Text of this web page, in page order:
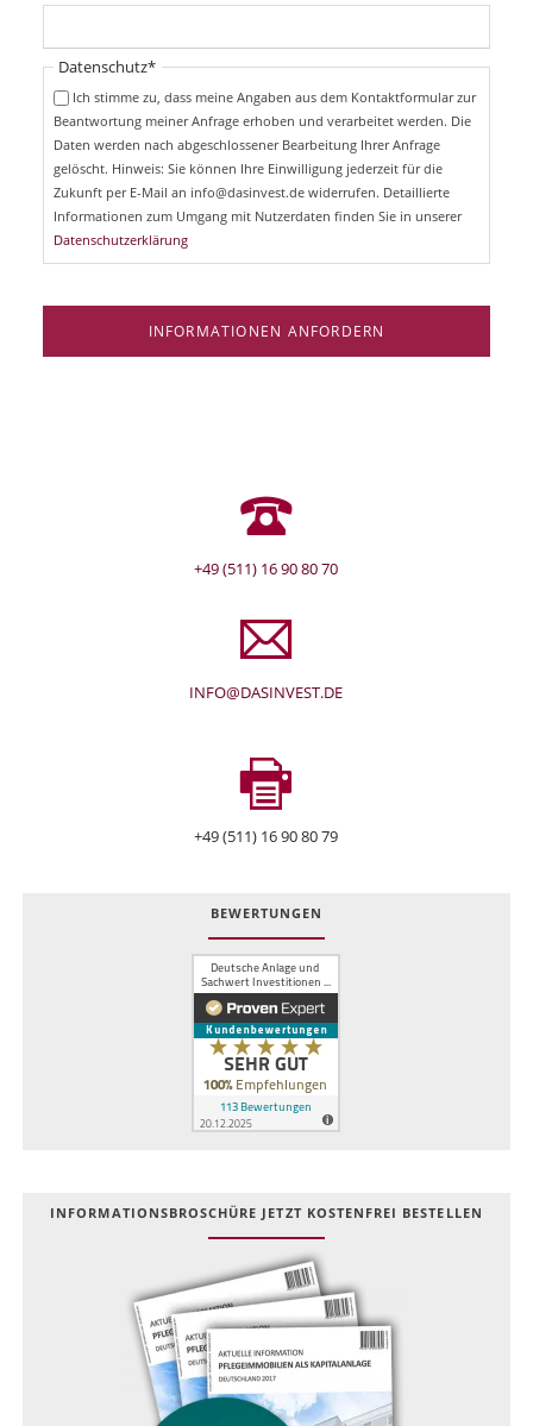
t
f
f
i
Pflichtfeld
Datenschutz*
Ich stimme zu, dass meine Angaben aus dem Kontaktformular zur
Beantwortung meiner Anfrage erhoben und verarbeitet werden. Die
Daten werden nach abgeschlossener Bearbeitung Ihrer Anfrage
gelöscht. Hinweis: Sie können Ihre Einwilligung jederzeit für die
Zukunft per E-Mail an info@dasinvest.de widerrufen. Detaillierte
Informationen zum Umgang mit Nutzerdaten finden Sie in unserer
Datenschutzerklärung
INFORMATIONEN ANFORDERN
+49 (511) 16 90 80 70
INFO@DASINVEST.DE
+49 (511) 16 90 80 79
BEWERTUNGEN
INFOR­MATIONS­BROSCHÜRE JETZT KOSTEN­FREI BESTELLEN